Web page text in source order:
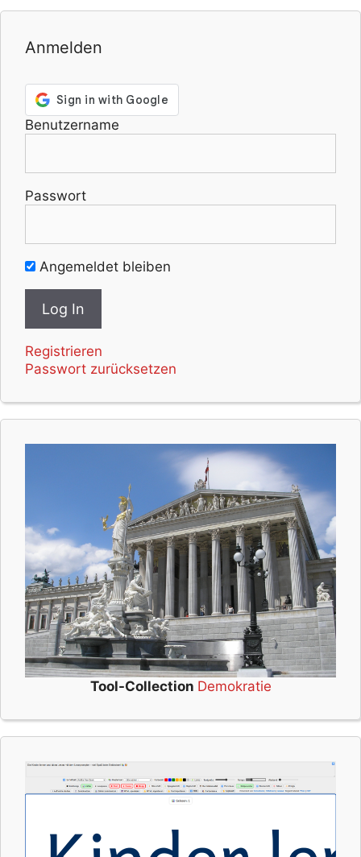
Anmelden
Benutzername
Passwort
Angemeldet bleiben
Registrieren
Passwort zurücksetzen
Tool-Collection Demokratie